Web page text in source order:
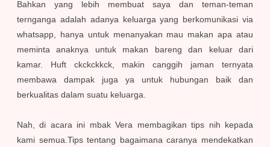
Bahkan yang lebih membuat saya dan teman-teman
ternganga adalah adanya keluarga yang berkomunikasi via
whatsapp, hanya untuk menanyakan mau makan apa atau
meminta anaknya untuk makan bareng dan keluar dari
kamar. Huft ckckckkck, makin canggih jaman ternyata
membawa dampak juga ya untuk hubungan baik dan
berkualitas dalam suatu keluarga.
Nah, di acara ini mbak Vera membagikan tips nih kepada
kami semua.Tips tentang bagaimana caranya mendekatkan